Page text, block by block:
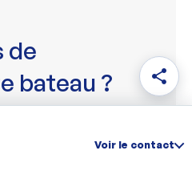
share
Voir le contact
de
bateau ?
et un vaste réseau, nous
comment trouver l'acheteur